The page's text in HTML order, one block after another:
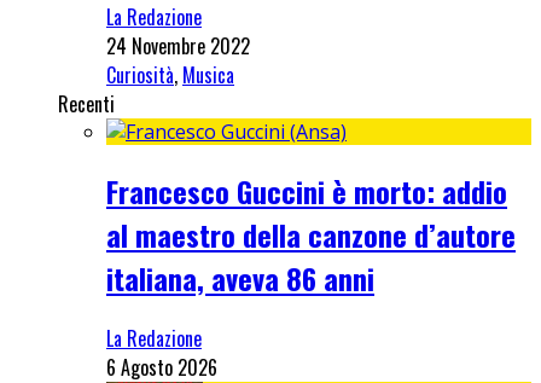
La Redazione
24 Novembre 2022
Curiosità, Musica
Recenti
Francesco Guccini è morto: addio
al maestro della canzone d’autore
italiana, aveva 86 anni
La Redazione
6 Agosto 2026